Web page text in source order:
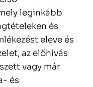
leginkább
és
eleve és
az előhívás
vagy már
és